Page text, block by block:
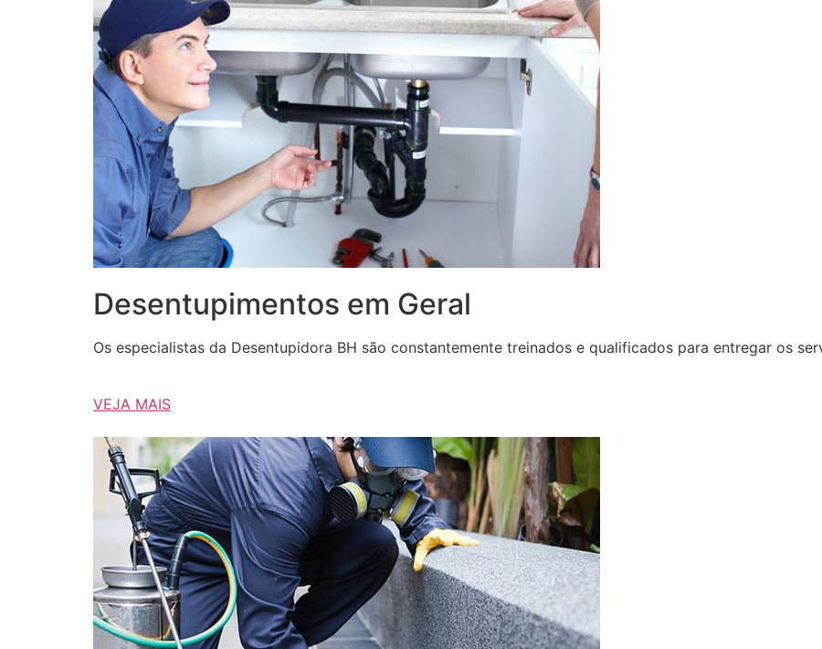
Desentupimentos em Geral
Os especialistas da Desentupidora BH são constantemente treinados e qualificados para entregar os
VEJA MAIS